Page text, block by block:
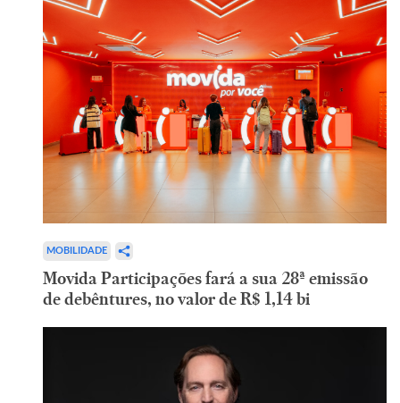
MOBILIDADE
Movida Participações fará a sua 28ª emissão
de debêntures, no valor de R$ 1,14 bi